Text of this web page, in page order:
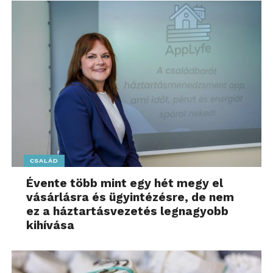
öngondoskodás terén
Az, hogy miként gondoskodunk testi-lelki
egészségünkről ötvenesként, alapvetően határozza
meg, milyen minőségű időskor vár ránk. Bár az
ötvenes éveikben járó magyarokat zavarják az
öregedés fizikai jelei, a felmérés ellentmondásos
képet fest arról, hogyan vélekednek fizikai állapotuk
megőrzéséről. A válaszadók 80%-a állítja, hogy
„rendszeresen sportol”, ugyanakkor más kutatások
szerint a magyar társadalom fele egyáltalán nem
végez testmozgást. A válaszadók 60%-a szerint
„rendszeresen jár fogorvoshoz”, azonban célzott
kutatások azt mutatják, hogy nagyon kevesen
mennek el félévente fogászati ellenőrzésre, ahogyan
azt a szakértők ajánlják. Van tehát hova fejlődni a
CSALÁD
Évente több mint egy hét megy el
vásárlásra és ügyintézésre, de nem
ez a háztartásvezetés legnagyobb
kihívása